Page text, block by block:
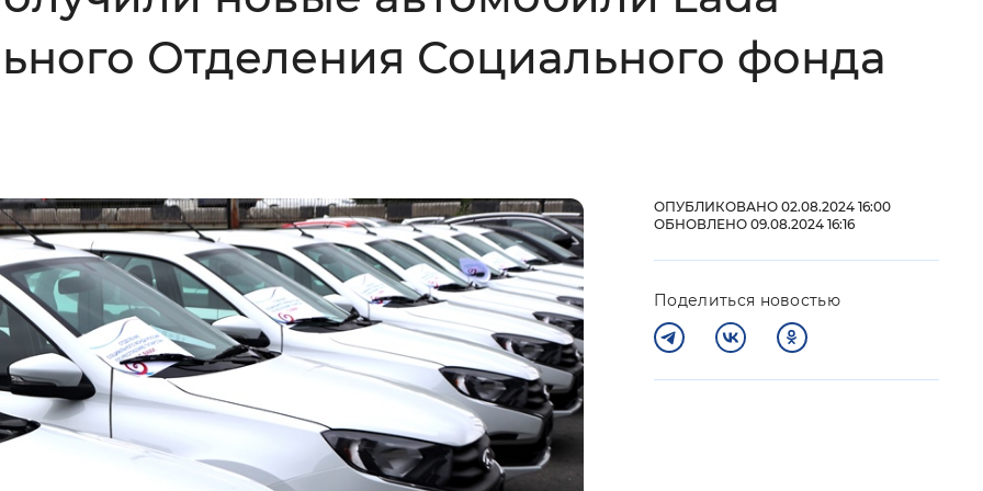
Остановить Повторить
Закрыть
Отделения Социального фонда
ОПУБЛИКОВАНО 02.08.2024 16:00
ОБНОВЛЕНО 09.08.2024 16:16
Поделиться новостью